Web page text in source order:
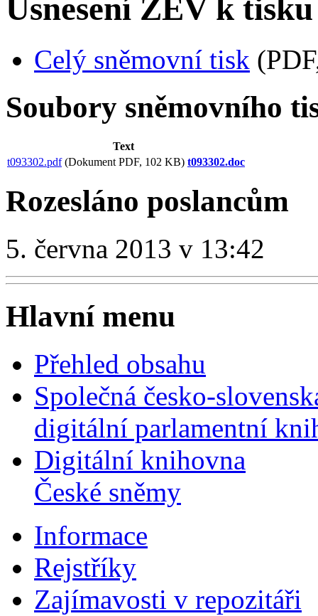
Usnesení ZEV k
Celý sněmovní tisk
Soubory sněmovního
Text
t093302.pdf(Dokument PDF, 102 KB) t093302.doc
Rozesláno poslancům
5. června 2013 v 13:42
Hlavní menu
Přehled obsahu
Společná česko-
digitální parlamentní
Digitální knihovna
České sněmy
Informace
Rejstříky
Zajímavosti v repozitáři